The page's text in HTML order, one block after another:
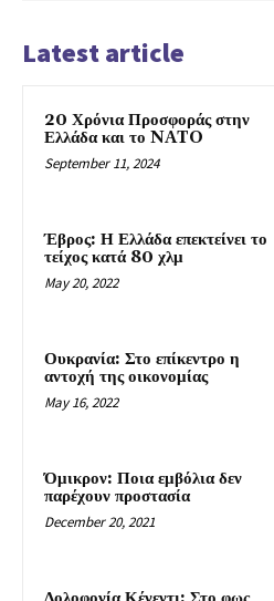
Latest article
20 Χρόνια Προσφοράς στην
Ελλάδα και το NATO
September 11, 2024
Έβρος: Η Ελλάδα επεκτείνει το
τείχος κατά 80 χλμ
May 20, 2022
Ουκρανία: Στο επίκεντρο η
αντοχή της οικονομίας
May 16, 2022
Όμικρον: Ποια εμβόλια δεν
παρέχουν προστασία
December 20, 2021